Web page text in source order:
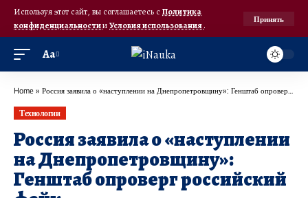
Используя этот сайт, вы соглашаетесь с Политика
конфиденциальностииУсловия использования.
Принять
Аа
Home » Россия заявила о «наступлении на Днепропетровщину»: Генштаб опроверг российский фейк
Технологии
Россия заявила о «наступлении
на Днепропетровщину»:
Генштаб опроверг российский